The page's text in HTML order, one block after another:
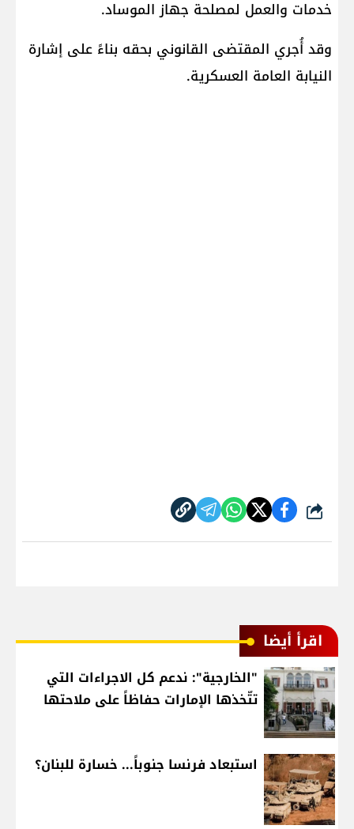
خدمات والعمل لمصلحة جهاز الموساد.
وقد أُجري المقتضى القانوني بحقه بناءً على إشارة
النيابة العامة العسكرية.
شارك
اقرأ أيضا
"الخارجية": ندعم كل الاجراءات التي
تتّخذها الإمارات حفاظاً على ملاحتها
استبعاد فرنسا جنوباً... خسارة للبنان؟